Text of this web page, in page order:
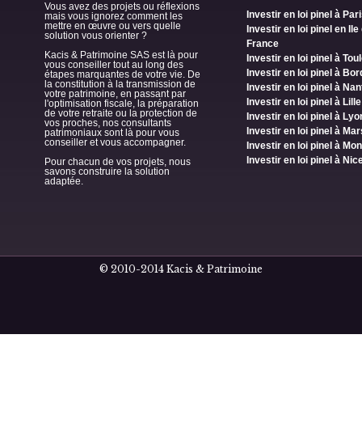
Vous avez des projets ou réflexions
mais vous ignorez comment les
mettre en œuvre ou vers quelle
solution vous orienter ?
Kacis & Patrimoine SAS est là pour
vous conseiller tout au long des
étapes marquantes de votre vie. De
la constitution à la transmission de
votre patrimoine, en passant par
l'optimisation fiscale, la préparation
de votre retraite ou la protection de
vos proches, nos consultants
patrimoniaux sont là pour vous
conseiller et vous accompagner.
Pour chacun de vos projets, nous
savons construire la solution
adaptée.
Investir en loi pinel à
Investir en loi pinel en Ile
France
Investir en loi pinel à
Investir en loi pinel à
Investir en loi pinel à
Investir en loi pinel à Lille
Investir en loi pinel à
Investir en loi pinel à
Investir en loi pinel à
Investir en loi pinel à
© 2010-2014 Kacis & Patrimoine